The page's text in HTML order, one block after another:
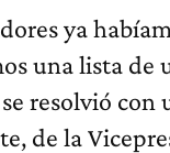
ya
una lista de
resolvió con
de la